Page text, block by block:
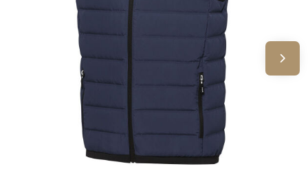
Voor de bouw
Zomergeschenken
Zomerpakketten